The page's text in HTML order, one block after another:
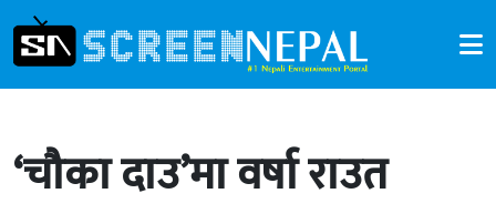
‘चौका दाउ’मा वर्षा राउत